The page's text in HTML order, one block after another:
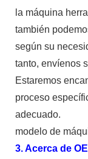
la máquina
también
según su
tanto, envíenos
Estaremos
proceso
adecuado.
modelo de
3. Acerca de